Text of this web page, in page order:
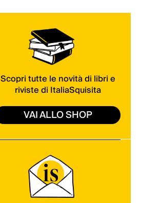
Scopri tutte le novità di libri e
riviste di ItaliaSquisita
VAI ALLO SHOP